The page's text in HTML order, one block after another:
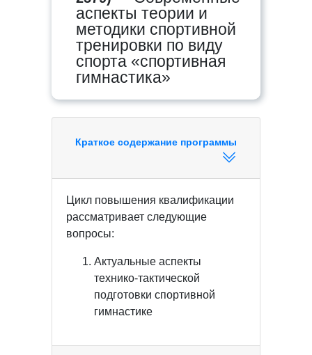
аспекты теории и
методики спортивной
тренировки по виду
спорта «спортивная
гимнастика»
Краткое содержание программы
Цикл повышения квалификации
рассматривает следующие
вопросы:
Актуальные аспекты
технико-тактической
подготовки спортивной
гимнастике